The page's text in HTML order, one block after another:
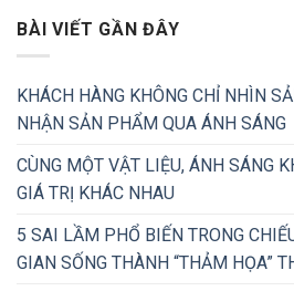
BÀI VIẾT GẦN ĐÂY
KHÁCH HÀNG KHÔNG CHỈ NHÌN
NHẬN SẢN PHẨM QUA ÁNH SÁNG
CÙNG MỘT VẬT LIỆU, ÁNH SÁNG
GIÁ TRỊ KHÁC NHAU
5 SAI LẦM PHỔ BIẾN TRONG
GIAN SỐNG THÀNH “THẢM HỌA”